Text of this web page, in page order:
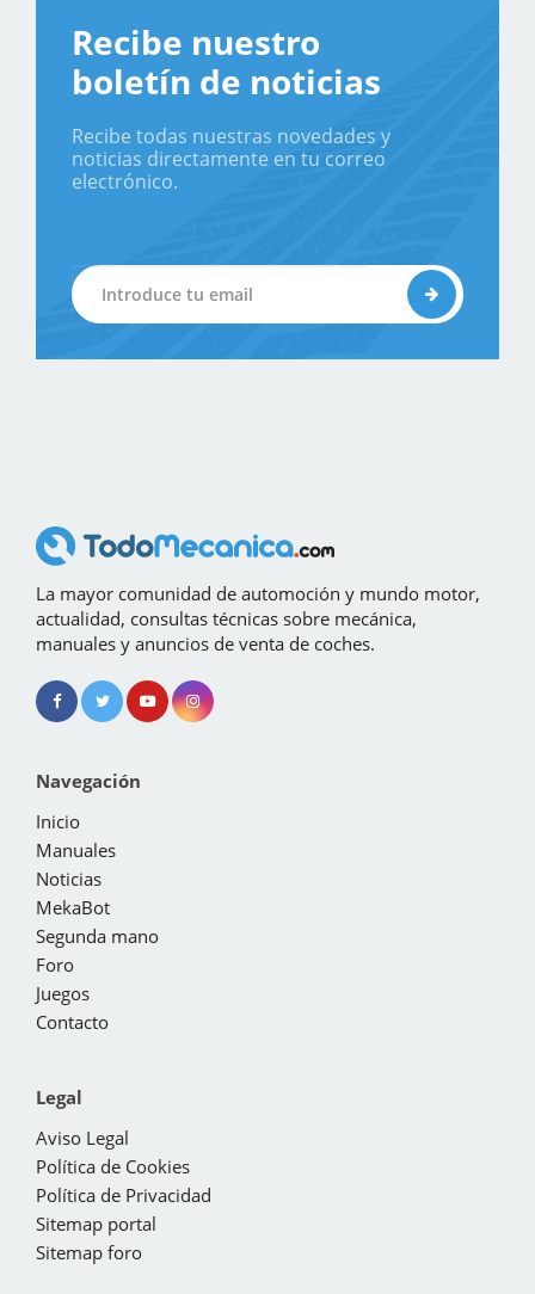
Recibe nuestro
boletín de noticias
Recibe todas nuestras novedades y
noticias directamente en tu correo
electrónico.
La mayor comunidad de automoción y mundo motor,
actualidad, consultas técnicas sobre mecánica,
manuales y anuncios de venta de coches.
Navegación
Inicio
Manuales
Noticias
MekaBot
Segunda mano
Foro
Juegos
Contacto
Legal
Aviso Legal
Política de Cookies
Política de Privacidad
Sitemap portal
Sitemap foro